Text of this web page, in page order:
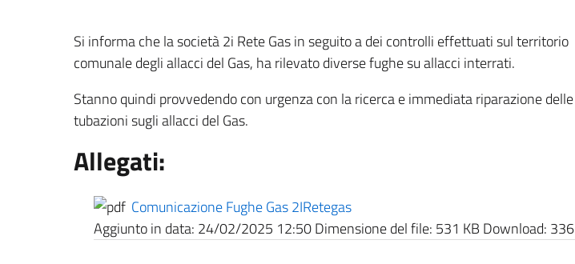
Si informa che la società 2i Rete Gas in seguito a dei controlli effettuati sul territorio
comunale degli allacci del Gas, ha rilevato diverse fughe su allacci interrati.
Stanno quindi provvedendo con urgenza con la ricerca e immediata riparazione delle
tubazioni sugli allacci del Gas.
Allegati:
Comunicazione Fughe Gas 2IRetegas
Aggiunto in data: 24/02/2025 12:50Dimensione del file: 531 KB Download: 336